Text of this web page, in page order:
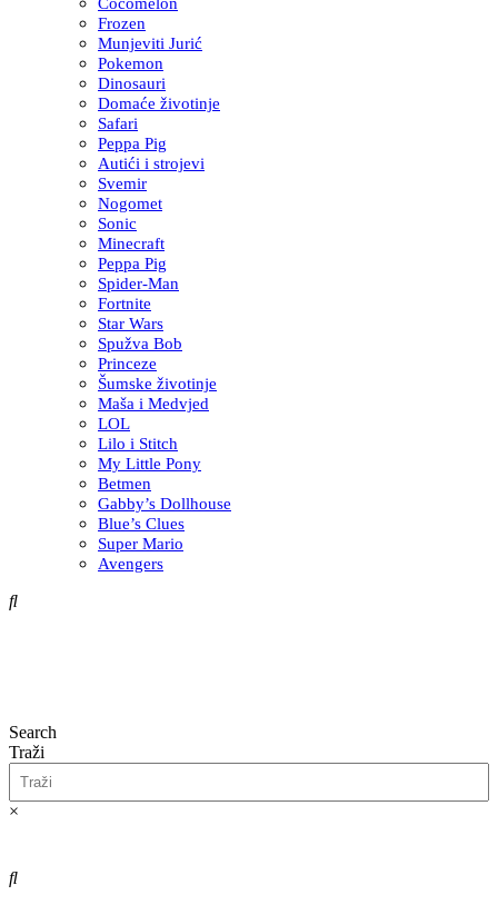
Frozen
Munjeviti Jurić
Pokemon
Dinosauri
Domaće životinje
Safari
Peppa Pig
Autići i strojevi
Svemir
Nogomet
Sonic
Minecraft
Peppa Pig
Spider-Man
Fortnite
Star Wars
Spužva Bob
Princeze
Šumske životinje
Maša i Medvjed
LOL
Lilo i Stitch
My Little Pony
Betmen
Gabby’s Dollhouse
Blue’s Clues
Super Mario
Avengers
Search
Traži
×